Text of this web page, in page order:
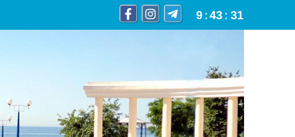
9 :43 : 32